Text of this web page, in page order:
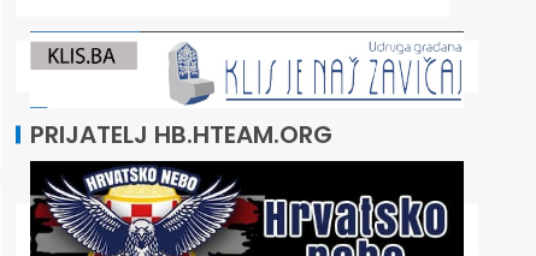
PRIJATELJ HB.HTEAM.ORG